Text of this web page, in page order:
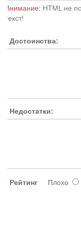
Внимание: HTML не
текст!
Достоинства:
Недостатки:
Рейтинг Плохо